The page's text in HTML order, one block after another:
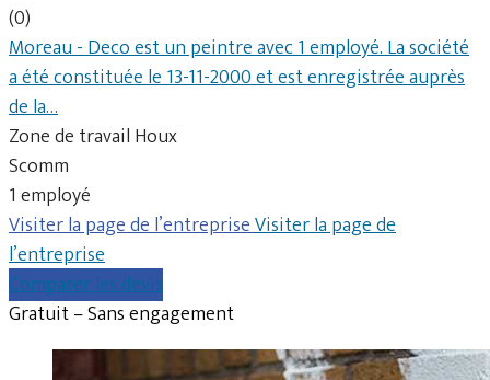
(0)
Moreau - Deco est un peintre avec 1 employé. La société
a été constituée le 13-11-2000 et est enregistrée auprès
de la…
Zone de travail Houx
Scomm
1 employé
Visiter la page de l’entrepriseVisiter la page de
l’entreprise
Comparer les devis
Gratuit – Sans engagement